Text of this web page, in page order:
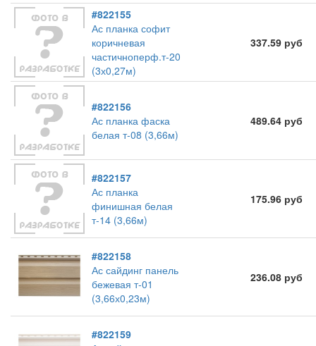
#822155
Ас планка софит
коричневая
частичноперф.т-20
(3х0,27м)
337.59 руб
#822156
Ас планка фаска
белая т-08 (3,66м)
489.64 руб
#822157
Ас планка
финишная белая
т-14 (3,66м)
175.96 руб
#822158
Ас сайдинг панель
бежевая т-01
(3,66х0,23м)
236.08 руб
#822159